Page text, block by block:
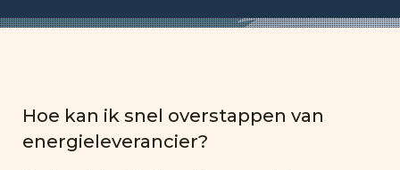
Hoe kan ik snel overstappen van
energieleverancier?